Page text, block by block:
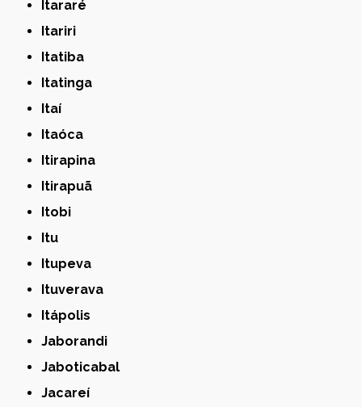
Itararé
Itariri
Itatiba
Itatinga
Itaí
Itaóca
Itirapina
Itirapuã
Itobi
Itu
Itupeva
Ituverava
Itápolis
Jaborandi
Jaboticabal
Jacareí